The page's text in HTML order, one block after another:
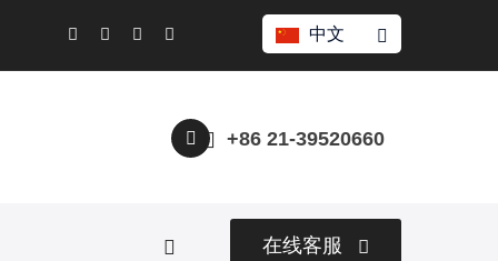
中文
+86 21-39520660
在线客服